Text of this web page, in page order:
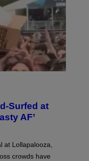
Surfed at
AF’
at Lollapalooza,
crowds have